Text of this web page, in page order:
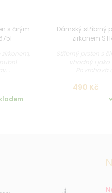
s čirým
Dámský stříbrný
zirkonem
490 Kč